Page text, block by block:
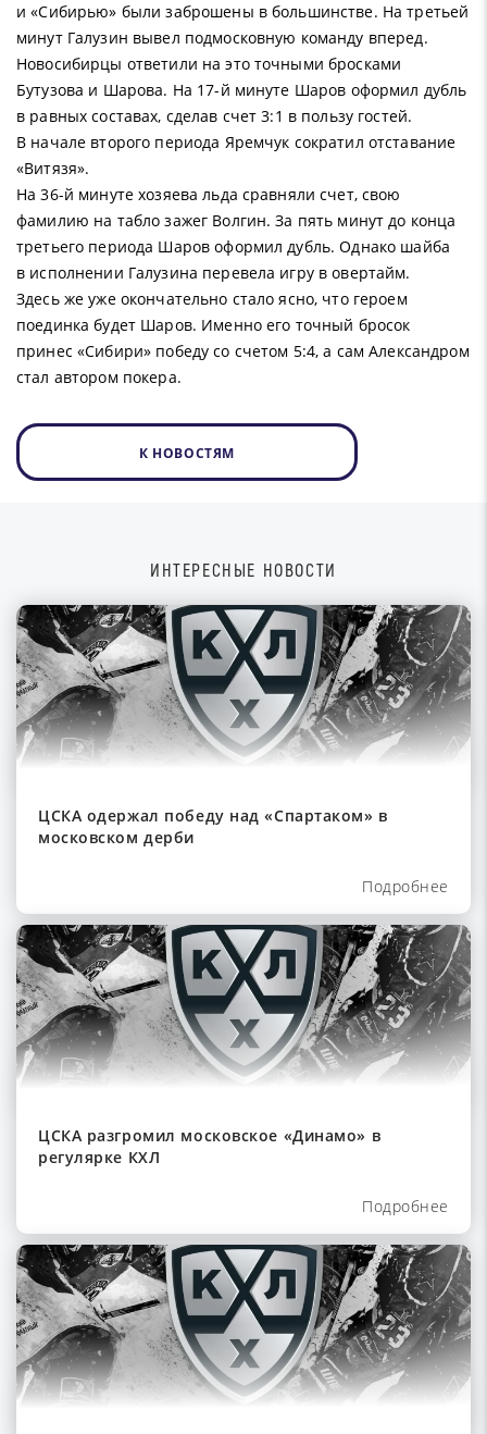
и «Сибирью» были заброшены в большинстве. На третьей
минут Галузин вывел подмосковную команду вперед.
Новосибирцы ответили на это точными бросками
Бутузова и Шарова. На 17-й минуте Шаров оформил дубль
в равных составах, сделав счет 3:1 в пользу гостей.
В начале второго периода Яремчук сократил отставание
«Витязя».
На 36-й минуте хозяева льда сравняли счет, свою
фамилию на табло зажег Волгин. За пять минут до конца
третьего периода Шаров оформил дубль. Однако шайба
в исполнении Галузина перевела игру в овертайм.
Здесь же уже окончательно стало ясно, что героем
поединка будет Шаров. Именно его точный бросок
принес «Сибири» победу со счетом 5:4, а сам Александром
стал автором покера.
К НОВОСТЯМ
ИНТЕРЕСНЫЕ НОВОСТИ
ЦСКА одержал победу над «Спартаком» в
московском дерби
Подробнее
ЦСКА разгромил московское «Динамо» в
регулярке КХЛ
Подробнее